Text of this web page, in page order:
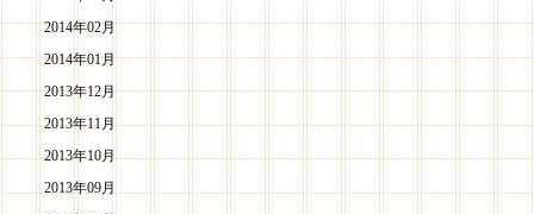
2014年02月
2014年01月
2013年12月
2013年11月
2013年10月
2013年09月